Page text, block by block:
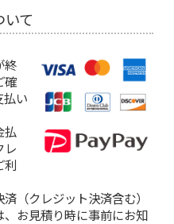
いて
終
確
払い
払
レ
利
（クレジット決済含む）
、お見積り時に事前にお知